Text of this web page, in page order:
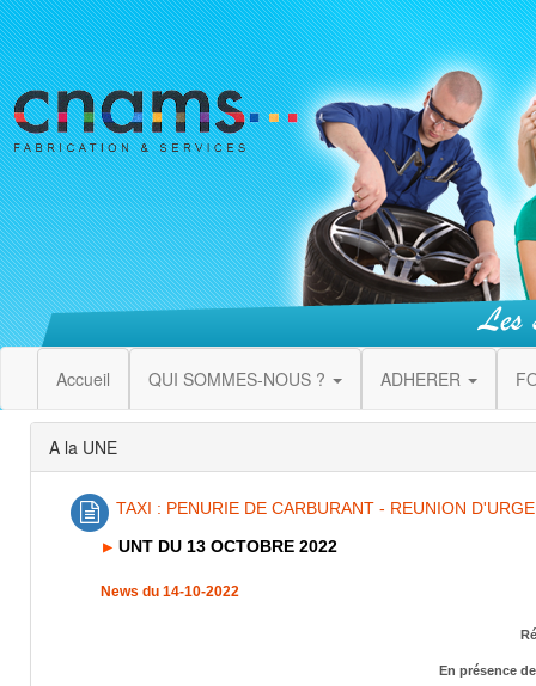
Accueil QUI SOMMES-NOUS ? ADHERER
A la UNE
TAXI : PENURIE DE CARBURANT - REUNION
UNT DU 13 OCTOBRE 2022
News du 14-10-2022
En présence